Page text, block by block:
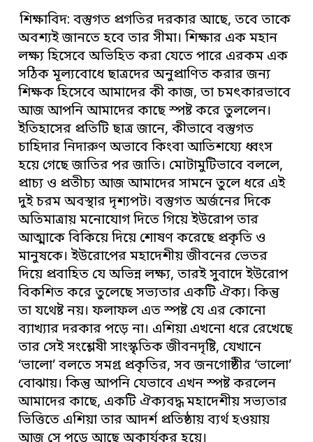
শিক্ষাবিদ: বস্তুগত প্রগতির দরকার আছে, তবে তাকে
অবশ্যই জানতে হবে তার সীমা। শিক্ষার এক মহান
লক্ষ্য হিসেবে অভিহিত করা যেতে পারে এরকম এক
সঠিক মূল্যবোধে ছাত্রদের অনুপ্রাণিত করার জন্য
শিক্ষক হিসেবে আমাদের কী কাজ, তা চমৎকারভাবে
আজ আপনি আমাদের কাছে স্পষ্ট করে তুললেন।
ইতিহাসের প্রতিটি ছাত্র জানে, কীভাবে বস্তুগত
চাহিদার নিদারুণ অভাবে কিংবা আতিশয্যে ধ্বংস
হয়ে গেছে জাতির পর জাতি। মোটামুটিভাবে বললে,
প্রাচ্য ও প্রতীচ্য আজ আমাদের সামনে তুলে ধরে এই
দুই চরম অবস্থার দৃশ্যপট। বস্তুগত অর্জনের দিকে
অতিমাত্রায় মনোযোগ দিতে গিয়ে ইউরোপ তার
আত্মাকে বিকিয়ে দিয়ে শোষণ করেছে প্রকৃতি ও
মানুষকে। ইউরোপের মহাদেশীয় জীবনের ভেতর
দিয়ে প্রবাহিত যে অভিন্ন লক্ষ্য, তারই সুবাদে ইউরোপ
বিকশিত করে তুলেছে সভ্যতার একটি ঐক্য। কিন্তু
তা যথেষ্ট নয়। ফলাফল এত স্পষ্ট যে এর কোনো
ব্যাখ্যার দরকার পড়ে না। এশিয়া এখনো ধরে রেখেছে
তার সেই সংশ্লেষী সাংস্কৃতিক জীবনদৃষ্টি, যেখানে
‘ভালো’ বলতে সমগ্র প্রকৃতির, সব জনগোষ্ঠীর ‘ভালো’
বোঝায়। কিন্তু আপনি যেভাবে এখন স্পষ্ট করলেন
আমাদের কাছে, একটি ঐক্যবদ্ধ মহাদেশীয় সভ্যতার
ভিত্তিতে এশিয়া তার আদর্শ প্রতিষ্ঠায় ব্যর্থ হওয়ায়